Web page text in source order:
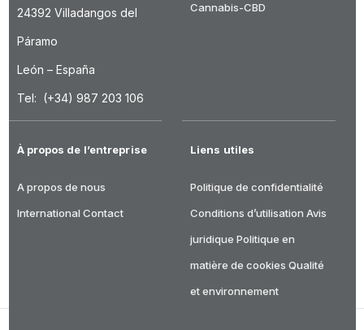
24392 Villadangos del
Páramo
León – España
Tel: (+34) 987 203 106
Cannabis-CBD
À propos de l’entreprise
A propos de nous
International Contact
Liens utiles
Politique de confidentialité
Conditions d’utilisation Avis
juridique Politique en
matière de cookies Qualité
et environnement